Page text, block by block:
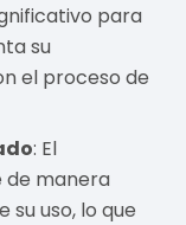
para
su
el proceso de
: El
de manera
su uso, lo que